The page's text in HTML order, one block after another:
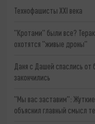
Технофашисты XXI века
"Кротами" были все?
охотятся "живые дроны"
Даня с Дашей спаслись
закончились
"Мы вас заставим":
объяснил главный смысл